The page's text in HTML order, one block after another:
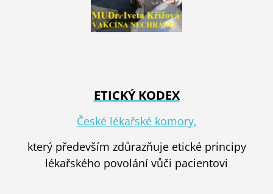
ETICKÝ KODEX
České lékařské komory,
který především zdůrazňuje etické principy
lékařského povolání vůči pacientovi